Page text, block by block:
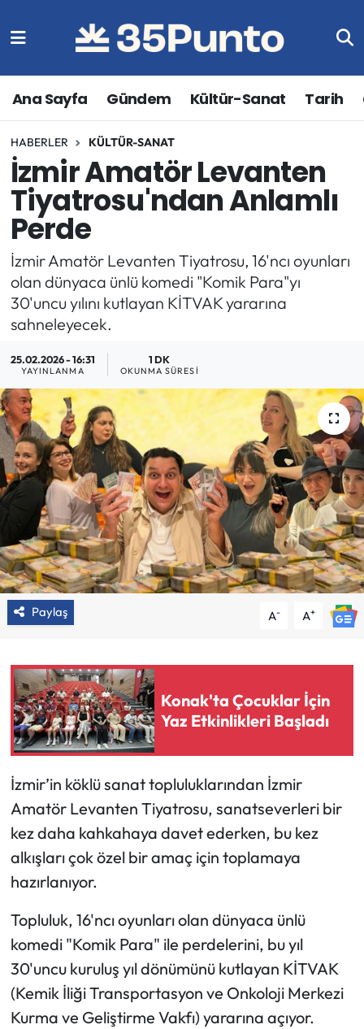
Ana Sayfa Gündem Kültür-Sanat Tarih
HABERLER KÜLTÜR-SANAT
İzmir Amatör Levanten
Tiyatrosu'ndan Anlamlı
Perde
İzmir Amatör Levanten Tiyatrosu, 16'ncı oyunları
olan dünyaca ünlü komedi "Komik Para"yı
30'uncu yılını kutlayan KİTVAK yararına
sahneleyecek.
25.02.2026 - 16:31
YAYINLANMA
1 DK
OKUNMA SÜRESI
Paylaş A- A+
Konak'ta Çocuklar İçin
Yaz Etkinlikleri Başladı
​İzmir’in köklü sanat topluluklarından İzmir
Amatör Levanten Tiyatrosu, sanatseverleri bir
kez daha kahkahaya davet ederken, bu kez
alkışları çok özel bir amaç için toplamaya
hazırlanıyor.
Topluluk, 16'ncı oyunları olan dünyaca ünlü
komedi "Komik Para" ile perdelerini, bu yıl
30'uncu kuruluş yıl dönümünü kutlayan KİTVAK
(Kemik İliği Transportasyon ve Onkoloji Merkezi
Kurma ve Geliştirme Vakfı) yararına açıyor.